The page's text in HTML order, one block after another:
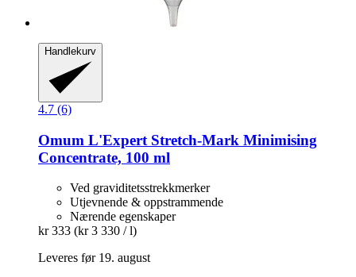
Handlekurv
4.7 (6)
Omum L'Expert Stretch-​Mark Minimising
Concentrate, 100 ml
Ved graviditetsstrekkmerker
Utjevnende & oppstrammende
Nærende egenskaper
kr 333 (kr 3 330 / l)
Leveres før 19. august